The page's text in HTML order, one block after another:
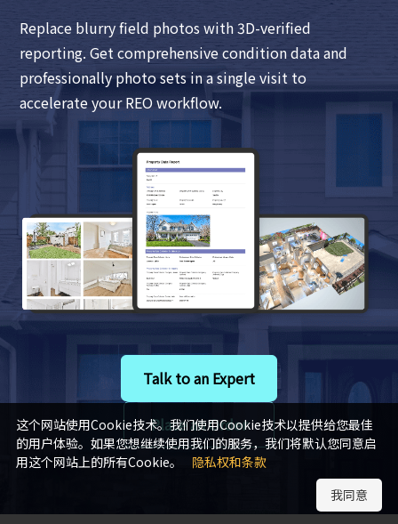
Replace blurry field photos with 3D-verified
reporting. Get comprehensive condition data and
professionally photo sets in a single visit to
accelerate your REO workflow.
Talk to an Expert
Place an Order
这个网站使用Cookie技术。我们使用Cookie技术以提供给您最佳
的用户体验。如果您想继续使用我们的服务，我们将默认您同意启
用这个网站上的所有Cookie。
隐私权和条款
我同意